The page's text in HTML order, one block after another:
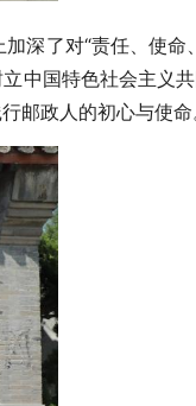
深了对“责任、使命
中国特色社会主义
邮政人的初心与使命